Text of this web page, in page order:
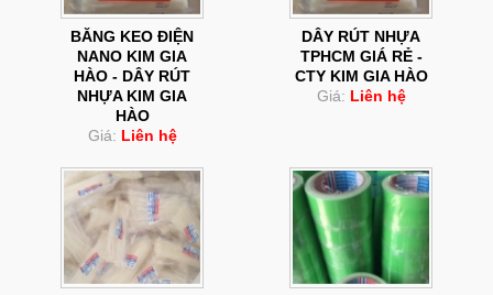
BĂNG KEO ĐIỆN
NANO KIM GIA
HÀO - DÂY RÚT
NHỰA KIM GIA
HÀO
Giá: Liên hệ
DÂY RÚT NHỰA
TPHCM GIÁ RẺ -
CTY KIM GIA HÀO
Giá: Liên hệ